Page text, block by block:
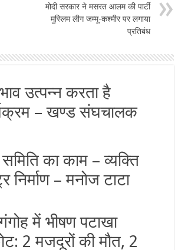
मोदी सरकार ने मसरत आलम की पार्टी
मुस्लिम लीग जम्मू-कश्मीर पर लगाया
प्रतिबंध
उत्पन्न करता है
– खण्ड संघचालक
समिति का काम – व्यक्ति
निर्माण – मनोज टाटा
में भीषण पटाखा
2 मजदूरों की मौत, 2